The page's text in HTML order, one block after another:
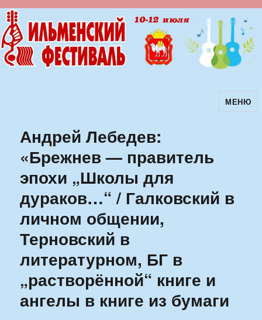
Ильменский фестиваль авторскойМЕНЮ
Андрей Лебедев:
«Брежнев — правитель
эпохи „Школы для
дураков…“ / Галковский в
личном общении,
Терновский в
литературном, БГ в
„растворённой“ книге и
ангелы в книге из бумаги